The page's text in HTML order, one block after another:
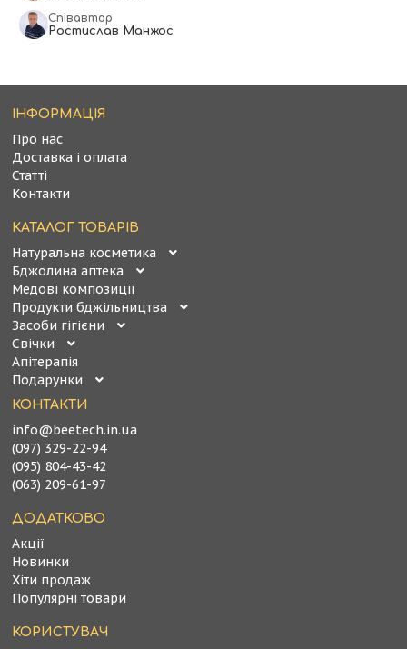
Співавтор
Ростислав Манжос
ІНФОРМАЦІЯ
Про нас
Доставка і оплата
Статті
Контакти
КАТАЛОГ ТОВАРІВ
Натуральна косметика
Бджолина аптека
Медові композиції
Продукти бджільництва
Засоби гігієни
Свічки
Апітерапія
Подарунки
КОНТАКТИ
info@beetech.in.ua
(097) 329-22-94
(095) 804-43-42
(063) 209-61-97
ДОДАТКОВО
Акції
Новинки
Хіти продаж
Популярні товари
КОРИСТУВАЧ